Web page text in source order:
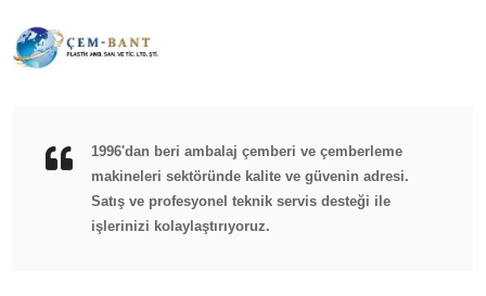
1996'dan beri ambalaj çemberi ve çemberleme
makineleri sektöründe kalite ve güvenin adresi.
Satış ve profesyonel teknik servis desteği ile
işlerinizi kolaylaştırıyoruz.